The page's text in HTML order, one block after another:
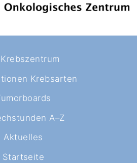
Krebsarten
A–Z
Aktuelles
Startseite